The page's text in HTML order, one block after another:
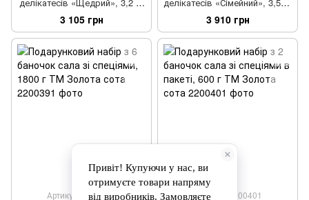
ТМ Ukr.Farmer
3 105 грн
ТМ Ukr.Farmer
3 910 грн
Артикул: 2200391 Артикул: 2200401